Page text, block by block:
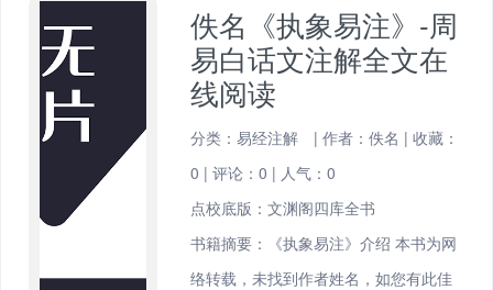
佚名《执象易注》-周
易白话文注解全文在
线阅读
分类：易经注解 |作者：佚名 |收藏：
0 |评论：0 | 人气：0
点校底版：文渊阁四库全书
书籍摘要：《执象易注》介绍 本书为网
络转载，未找到作者姓名，如您有此佳